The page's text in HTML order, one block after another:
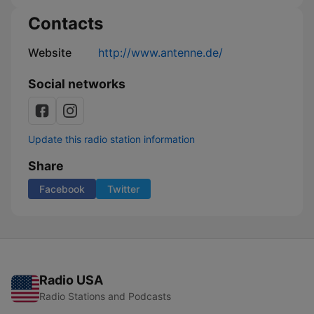
Contacts
Website http://www.antenne.de/
Social networks
Update this radio station information
Share
Facebook Twitter
Radio USA
Radio Stations and Podcasts